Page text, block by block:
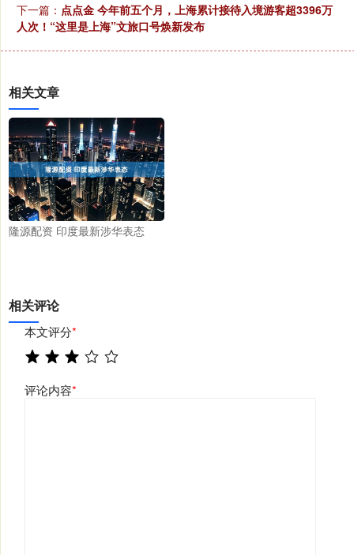
下一篇： 点点金 今年前五个月，上海累计接待入境游客超3396万
人次！“这里是上海”文旅口号焕新发布
相关文章
隆源配资 印度最新涉华表态
相关评论
本文评分*
评论内容*